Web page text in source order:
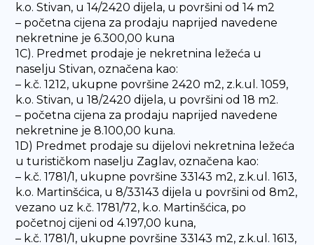
k.o. Stivan, u 14/2420 dijela, u površini od 14 m2
– početna cijena za prodaju naprijed navedene
nekretnine je 6.300,00 kuna
1C). Predmet prodaje je nekretnina ležeća u
naselju Stivan, označena kao:
– k.č. 1212, ukupne površine 2420 m2, z.k.ul. 1059,
k.o. Stivan, u 18/2420 dijela, u površini od 18 m2.
– početna cijena za prodaju naprijed navedene
nekretnine je 8.100,00 kuna.
1D) Predmet prodaje su dijelovi nekretnina ležeća
u turističkom naselju Zaglav, označena kao:
– k.č. 1781/1, ukupne površine 33143 m2, z.k.ul. 1613,
k.o. Martinšćica, u 8/33143 dijela u površini od 8m2,
vezano uz k.č. 1781/72, k.o. Martinšćica, po
početnoj cijeni od 4.197,00 kuna,
– k.č. 1781/1, ukupne površine 33143 m2, z.k.ul. 1613,